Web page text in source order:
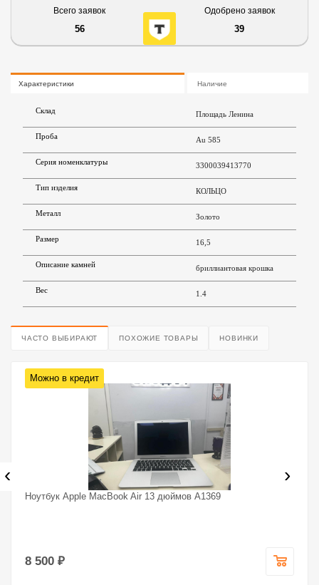
Всего заявок
56
Одобрено заявок
39
Характеристики Наличие
Склад Площадь Ленина
Проба Au 585
Серия номенклатуры 3300039413770
Тип изделия КОЛЬЦО
Металл Золото
Размер 16,5
Описание камней бриллиантовая крошка
Вес 1.4
ЧАСТО ВЫБИРАЮТ ПОХОЖИЕ ТОВАРЫ НОВИНКИ
Можно в кредит
Ноутбук Apple MacBook Air 13 дюймов A1369
8 500 ₽
‹ ›